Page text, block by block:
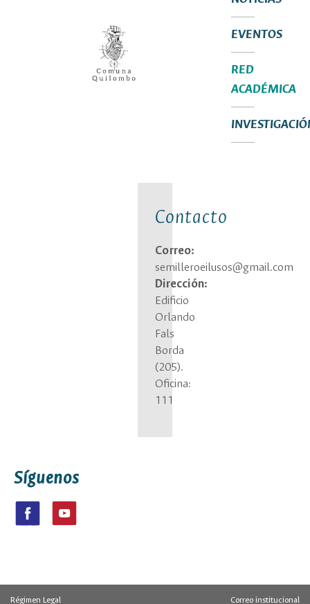
EVENTOS
RED
ACADÉMICA
Contacto
Correo:
semilleroeilusos@gmail.com
Dirección:
Edificio
Orlando
Fals
Borda
(205).
Oficina:
111
Síguenos
Régimen Legal Correo institucional